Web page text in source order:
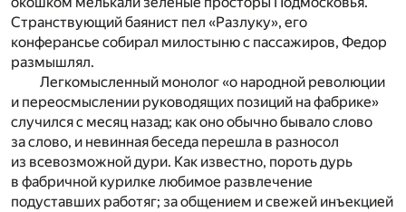
Странствующий баянист пел «Разлуку», его
конферансье собирал милостыню с пассажиров, Федор
размышлял.
Легкомысленный монолог «о народной революции
и переосмыслении руководящих позиций на фабрике»
случился с месяц назад; как оно обычно бывало слово
за слово, и невинная беседа перешла в разносол
из всевозможной дури. Как известно, пороть дурь
в фабричной курилке любимое развлечение
подуставших работяг; за общением и свежей инъекцией